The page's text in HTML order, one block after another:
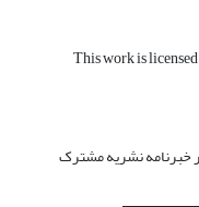
This work is
خبرنامه نشریه مشترک